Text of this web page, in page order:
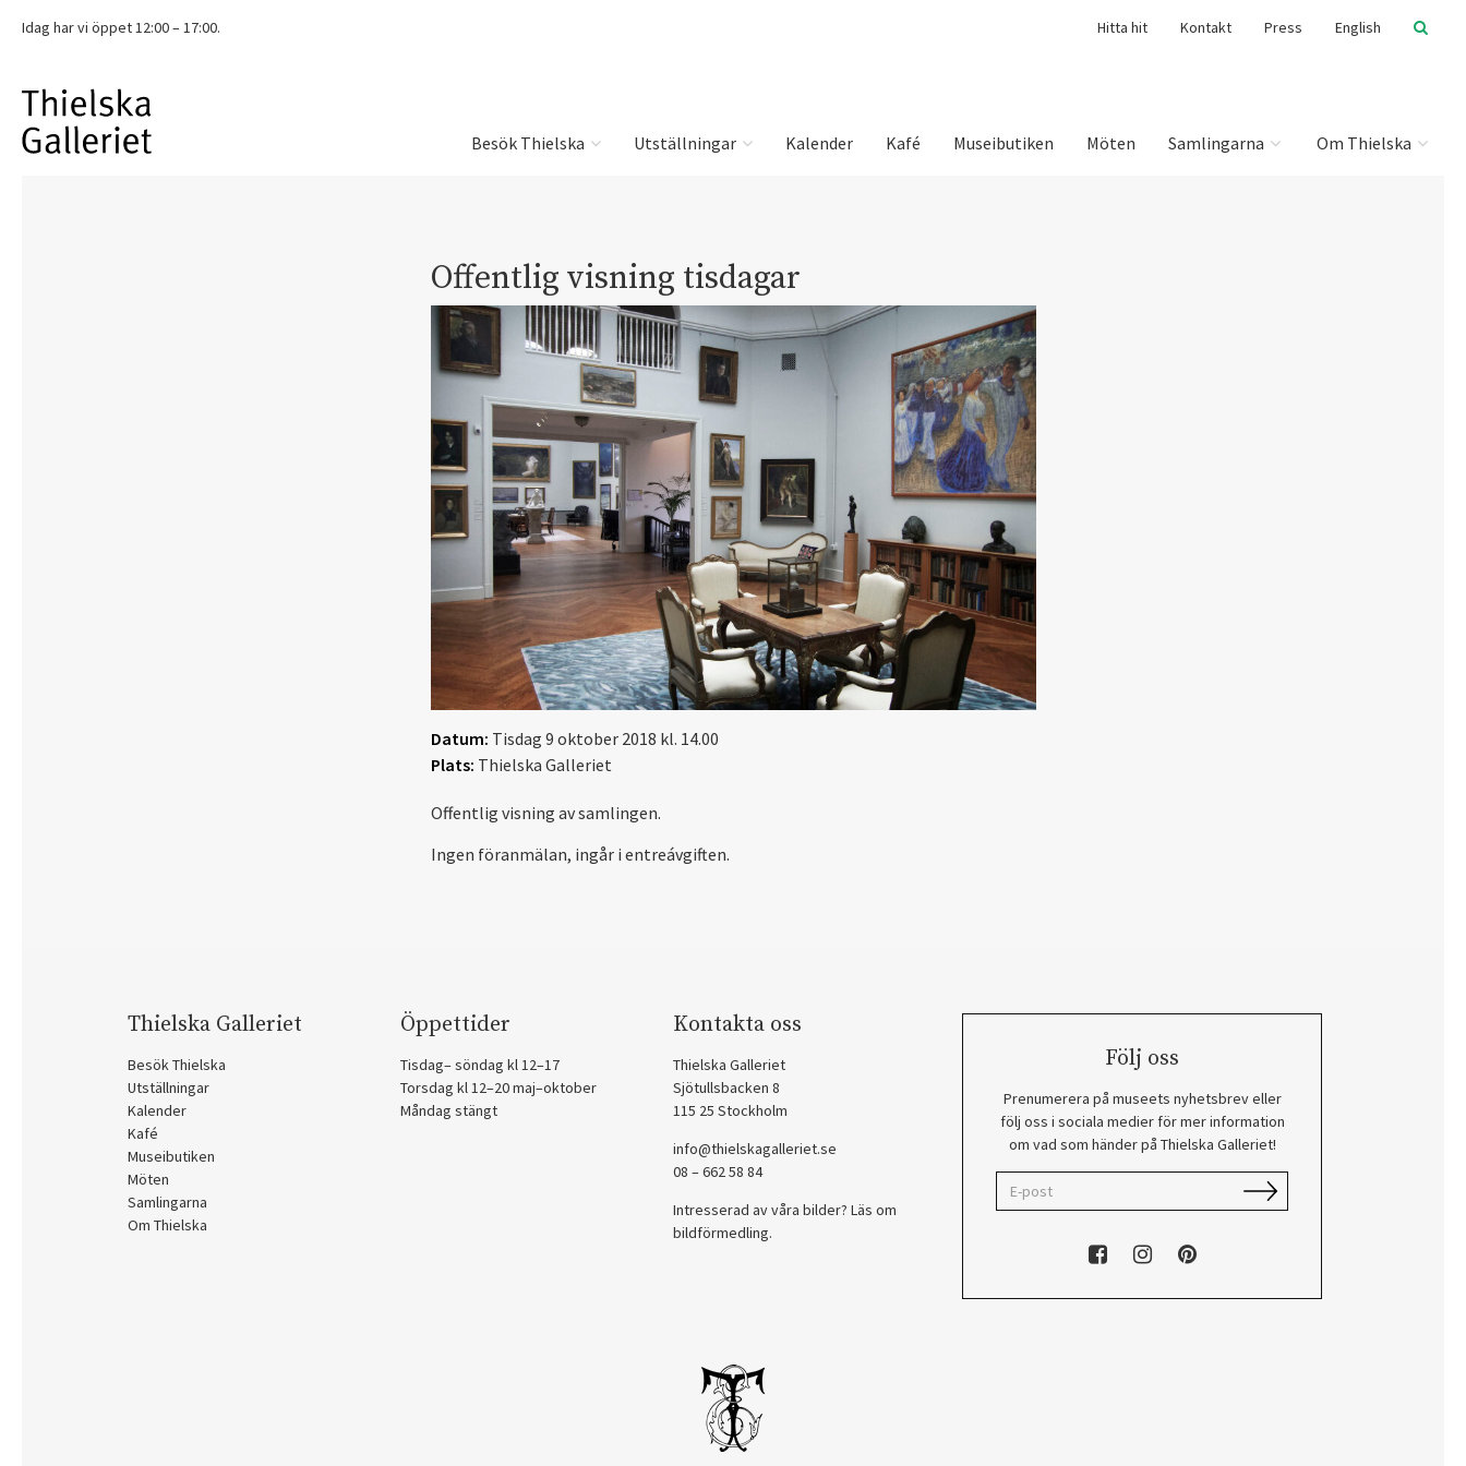
Idag har vi öppet 12:00 – 17:00. Hitta hit Kontakt Press English
Besök Thielska Utställningar Kalender Kafé Museibutiken Möten Samlingarna Om Thielska
Offentlig visning tisdagar
Datum: Tisdag 9 oktober 2018 kl. 14.00
Plats: Thielska Galleriet
Offentlig visning av samlingen.
Ingen föranmälan, ingår i entreávgiften.
Thielska Galleriet
Besök Thielska
Utställningar
Kalender
Kafé
Museibutiken
Möten
Samlingarna
Om Thielska
Öppettider
Tisdag– söndag kl 12–17
Torsdag kl 12–20 maj–oktober
Måndag stängt
Kontakta oss
Thielska Galleriet
Sjötullsbacken 8
115 25 Stockholm
info@thielskagalleriet.se
08 – 662 58 84
Intresserad av våra bilder? Läs om
bildförmedling.
Följ oss
Prenumerera på museets nyhetsbrev eller
följ oss i sociala medier för mer information
om vad som händer på Thielska Galleriet!